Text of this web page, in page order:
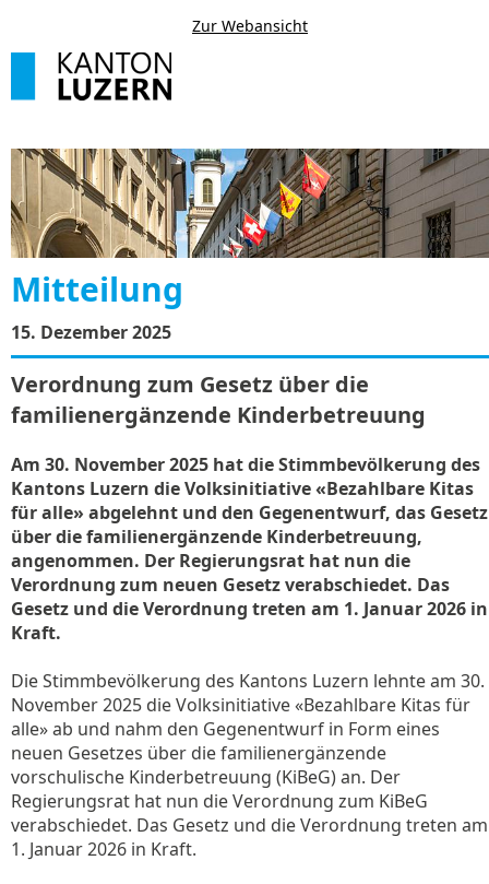
Zur Webansicht
Mitteilung
15. Dezember 2025
Verordnung zum Gesetz über die
familienergänzende Kinderbetreuung
Am 30. November 2025 hat die Stimmbevölkerung des
Kantons Luzern die Volksinitiative «Bezahlbare Kitas
für alle» abgelehnt und den Gegenentwurf, das Gesetz
über die familienergänzende Kinderbetreuung,
angenommen. Der Regierungsrat hat nun die
Verordnung zum neuen Gesetz verabschiedet. Das
Gesetz und die Verordnung treten am 1. Januar 2026 in
Kraft.
Die Stimmbevölkerung des Kantons Luzern lehnte am 30.
November 2025 die Volksinitiative «Bezahlbare Kitas für
alle» ab und nahm den Gegenentwurf in Form eines
neuen Gesetzes über die familienergänzende
vorschulische Kinderbetreuung (KiBeG) an. Der
Regierungsrat hat nun die Verordnung zum KiBeG
verabschiedet. Das Gesetz und die Verordnung treten am
1. Januar 2026 in Kraft.